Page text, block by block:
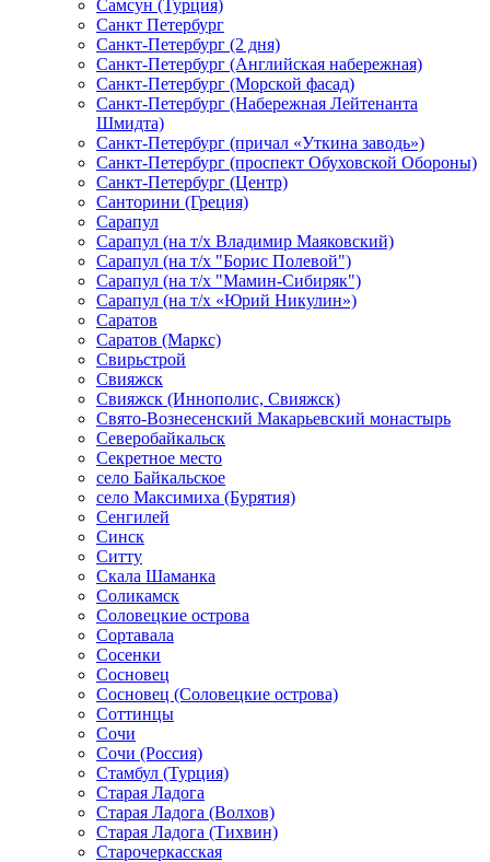
Самсун (Турция)
Санкт Петербург
Санкт-Петербург (2 дня)
Санкт-Петербург (Английская набережная)
Санкт-Петербург (Морской фасад)
Санкт-Петербург (Набережная Лейтенанта
Шмидта)
Санкт-Петербург (причал «Уткина заводь»)
Санкт-Петербург (проспект Обуховской Обороны)
Санкт-Петербург (Центр)
Санторини (Греция)
Сарапул
Сарапул (на т/х Владимир Маяковский)
Сарапул (на т/х "Борис Полевой")
Сарапул (на т/х "Мамин-Сибиряк")
Сарапул (на т/х «Юрий Никулин»)
Саратов
Саратов (Маркс)
Свирьстрой
Свияжск
Свияжск (Иннополис, Свияжск)
Свято-Вознесенский Макарьевский монастырь
Северобайкальск
Секретное место
село Байкальское
село Максимиха (Бурятия)
Сенгилей
Синск
Ситту
Скала Шаманка
Соликамск
Соловецкие острова
Сортавала
Сосенки
Сосновец
Сосновец (Соловецкие острова)
Соттинцы
Сочи
Сочи (Россия)
Стамбул (Турция)
Старая Ладога
Старая Ладога (Волхов)
Старая Ладога (Тихвин)
Старочеркасская